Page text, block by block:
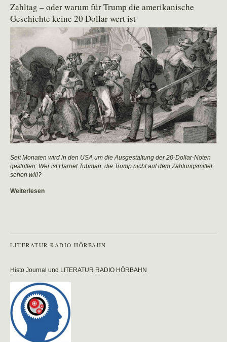
Zahltag – oder warum für Trump die amerikanische
Geschichte keine 20 Dollar wert ist
Seit Monaten wird in den USA um die Ausgestaltung der 20-Dollar-Noten
gestritten: Wer ist Harriet Tubman, die Trump nicht auf dem Zahlungsmittel
sehen will?
Weiterlesen
LITERATUR RADIO HÖRBAHN
Histo Journal und LITERATUR RADIO HÖRBAHN